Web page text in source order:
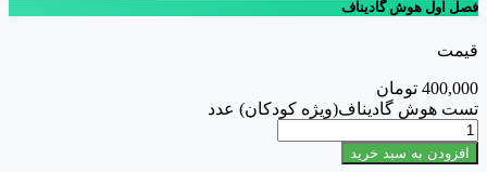
فصل اول هوش گادیناف
قیمت
400,000 تومان
تست هوش گادیناف(ویژه کودکان) عدد
افزودن به سبد خرید